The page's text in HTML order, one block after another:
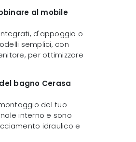
al mobile
d'appoggio o
semplici, con
per ottimizzare
bagno Cerasa
del tuo
interno e sono
idraulico e